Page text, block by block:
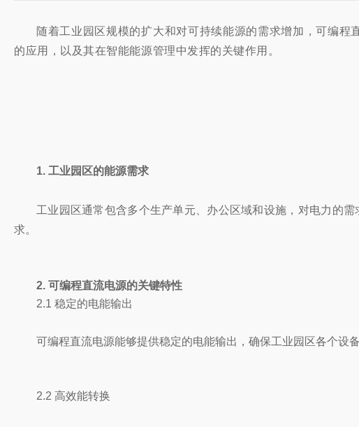
随着工业园区规模的扩大和对可持续能源的需求增加，可编
的应用，以及其在智能能源管理中发挥的关键作用。
1. 工业园区的能源需求
工业园区通常包含多个生产单元、办公区域和设施，对电力的
求。
2. 可编程直流电源的关键特性
2.1 稳定的电能输出
可编程直流电源能够提供稳定的电能输出，确保工业园区各个设
2.2 高效能转换